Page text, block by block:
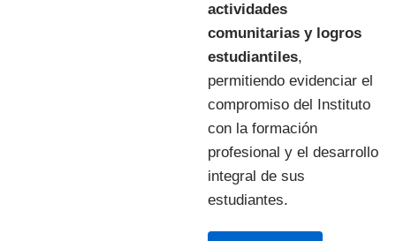
actividades
comunitarias y logros
estudiantiles,
permitiendo evidenciar el
compromiso del Instituto
con la formación
profesional y el desarrollo
integral de sus
estudiantes.